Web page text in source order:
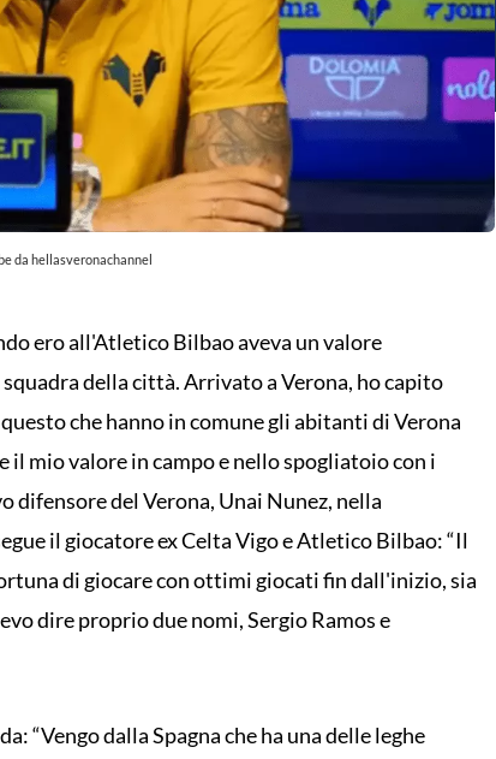
da hellasveronachannel
ero all'Atletico Bilbao aveva un valore
della città. Arrivato a Verona, ho capito
che hanno in comune gli abitanti di Verona
mio valore in campo e nello spogliatoio con i
difensore del Verona, Unai Nunez, nella
il giocatore ex Celta Vigo e Atletico Bilbao: “Il
di giocare con ottimi giocati fin dall'inizio, sia
dire proprio due nomi, Sergio Ramos e
“Vengo dalla Spagna che ha una delle leghe